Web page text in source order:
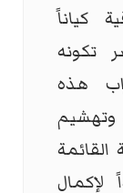
كياناً
تكونه
هذه
وتهشيم
لإكمال